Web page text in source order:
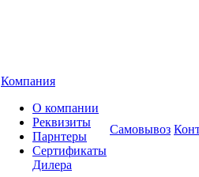
Компания
О компании
Реквизиты
Парнтеры
Сертификаты
Дилера
Самовывоз